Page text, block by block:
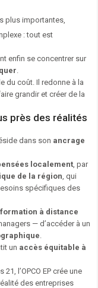
plus importantes,
: tout est
enfin se concentrer sur
.
du coût. Il redonne à la
grandir et créer de la
près des réalités
dans son ancrage
localement, par
de la région, qui
spécifiques des
formation à distance
— d’accéder à un
.
un accès équitable à
l’OPCO EP crée une
des entreprises